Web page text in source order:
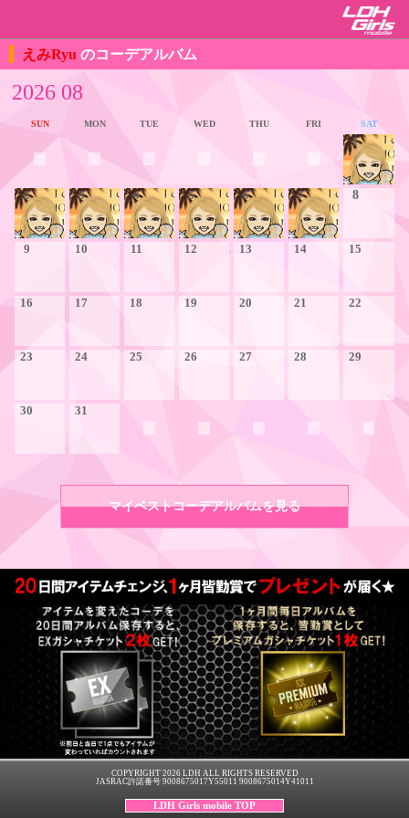
えみRyu のコーデアルバム
2026 08
SUN MON TUE WED THU FRI SAT
1
2 3 4 5 6 7 8
9 10 11 12 13 14 15
16 17 18 19 20 21 22
23 24 25 26 27 28 29
30 31
マイベストコーデアルバムを見る
COPYRIGHT 2026 LDH ALL RIGHTS RESERVED
JASRAC許諾番号 9008675017Y55011 9008675014Y41011
LDH Girls mobile TOP